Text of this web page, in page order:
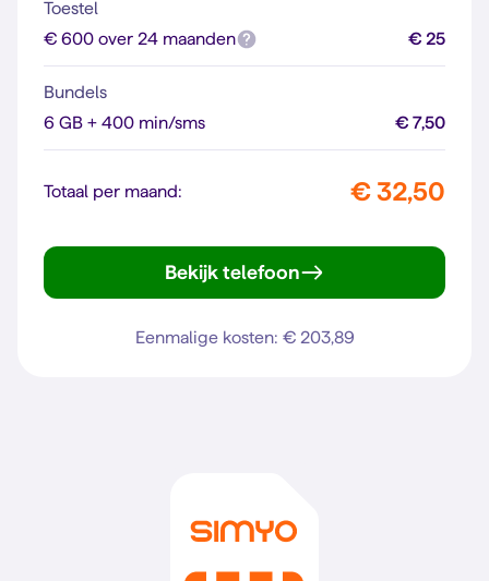
Toestel
€ 600 over 24 maanden
€ 25
Bundels
6 GB + 400 min/sms
€ 7,50
Totaal per maand: € 32,50
Bekijk telefoon
Eenmalige kosten: € 203,89